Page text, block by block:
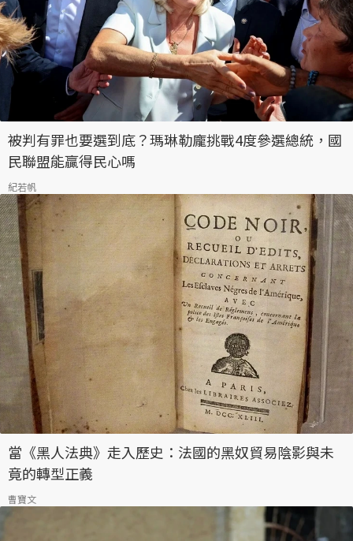
被判有罪也要選到底？瑪琳勒龐挑戰4度參選總統，國
民聯盟能贏得民心嗎
紀若帆
當《黑人法典》走入歷史：法國的黑奴貿易陰影與未
竟的轉型正義
曹寶文